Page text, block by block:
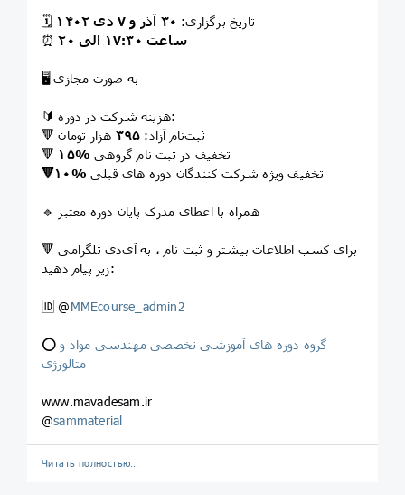
🗓 تاریخ برگزاری:
⏰
ساعت ۱۷:۳۰ الی ۲۰
🖥 به صورت مجازی
🔰 هزینه شرکت در دوره:
🔻 ثبت‌نام آزاد: ۳۹۵ هزار تومان
🔻 ۱۵% تخفیف در ثبت نام گروهی
🔻۱۰% تخفیف ویژه شرکت کنندگان دوره های قبلی
🔹 همراه با اعطای مدرک پایان دوره معتبر
🔻 برای کسب اطلاعات بیشتر و ثبت نام ، به آی‌دی تلگرامی
زیر پیام دهید:
🆔 @MMEcourse_admin2
⭕️گروه دوره های آموزشی تخصصی مهندسی مواد و
متالورژی
www.mavadesam.ir
@sammaterial
Читать полностью…